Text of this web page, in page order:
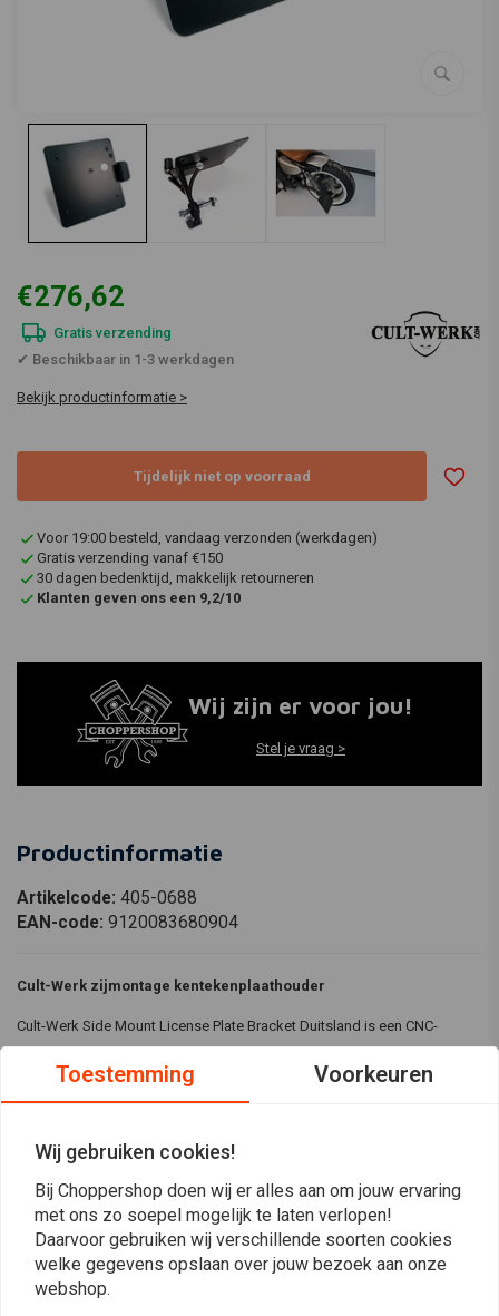
€276,62
Gratis verzending
✔ Beschikbaar in 1-3 werkdagen
Bekijk productinformatie >
Tijdelijk niet op voorraad
Voor 19:00 besteld, vandaag verzonden (werkdagen)
Gratis verzending vanaf €150
30 dagen bedenktijd, makkelijk retourneren
Klanten geven ons een 9,2/10
Wij zijn er voor jou!
Stel je vraag >
Productinformatie
Artikelcode: 405-0688
EAN-code: 9120083680904
Cult-Werk zijmontage kentekenplaathouder
Cult-Werk Side Mount License Plate Bracket Duitsland is een CNC-
goedkeuring heeft ontvangen, inclusief alle andere benodigde
Specificaties:
Kleur:Gecoat met glanzend zwart poeder
Afmeting:180 x 200mm (breedte x hoogte)
Wordt gemonteerd op de onderste schokdemperbevestiging aan
de linkerkant.
Lees meer
Reviews
Toestemming Voorkeuren
Wij gebruiken cookies!
Bij Choppershop doen wij er alles aan om jouw ervaring
met ons zo soepel mogelijk te laten verlopen!
Daarvoor gebruiken wij verschillende soorten cookies
welke gegevens opslaan over jouw bezoek aan onze
webshop.